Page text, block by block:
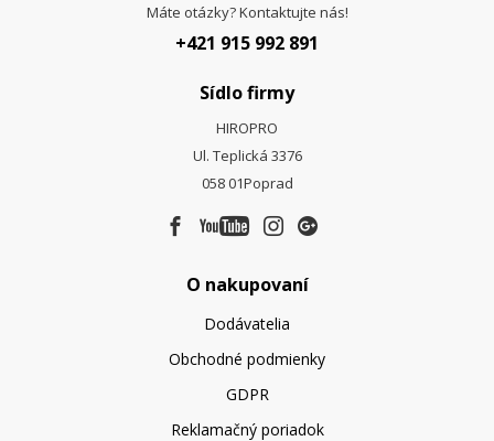
Máte otázky? Kontaktujte nás!
+421 915 992 891
Sídlo firmy
HIROPRO
Ul. Teplická 3376
058 01Poprad
O nakupovaní
Dodávatelia
Obchodné podmienky
GDPR
Reklamačný poriadok